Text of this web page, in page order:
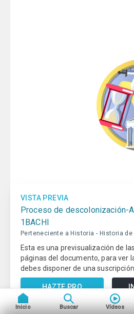
VISTA PREVIA
Proceso de descolonización-
1BACHI
Perteneciente a Historia - Historia
Esta es una previsualización de
páginas del documento, para ver
debes disponer de una suscripción
HAZTE PRO
Tu centro de estudios en
beUnicoos
Copyright © beUnicoos2026
los derechos reservados
Política de privacidadCondiciones
Inicio Buscar Vídeos